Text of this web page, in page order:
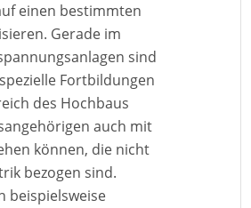
einen bestimmten
Gerade im
sind
Fortbildungen
des Hochbaus
auch mit
können, die nicht
bezogen sind.
beispielsweise